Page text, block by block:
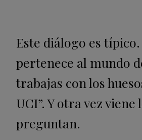
Este diálogo es
pertenece al mundo
trabajas con los
UCI”. Y otra vez
preguntan.